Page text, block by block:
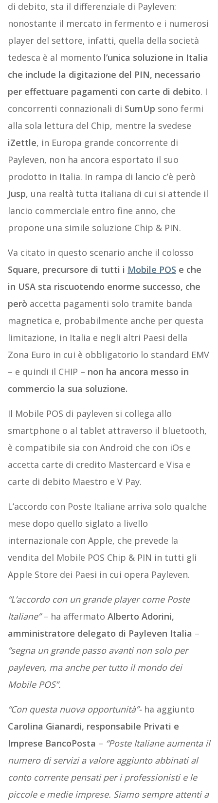
di debito, sta il differenziale di Payleven:
nonostante il mercato in fermento e i numerosi
player del settore, infatti, quella della società
tedesca è al momento l’unica soluzione in Italia
che include la digitazione del PIN, necessario
per effettuare pagamenti con carte di debito. I
concorrenti connazionali di SumUp sono fermi
alla sola lettura del Chip, mentre la svedese
iZettle, in Europa grande concorrente di
Payleven, non ha ancora esportato il suo
prodotto in Italia. In rampa di lancio c’è però
Jusp, una realtà tutta italiana di cui si attende il
lancio commerciale entro fine anno, che
propone una simile soluzione Chip & PIN.
Va citato in questo scenario anche il colosso
Square, precursore di tutti i Mobile POS e che
in USA sta riscuotendo enorme successo, che
però accetta pagamenti solo tramite banda
magnetica e, probabilmente anche per questa
limitazione, in Italia e negli altri Paesi della
Zona Euro in cui è obbligatorio lo standard EMV
– e quindi il CHIP – non ha ancora messo in
commercio la sua soluzione.
Il Mobile POS di payleven si collega allo
smartphone o al tablet attraverso il bluetooth,
è compatibile sia con Android che con iOs e
accetta carte di credito Mastercard e Visa e
carte di debito Maestro e V Pay.
L’accordo con Poste Italiane arriva solo qualche
mese dopo quello siglato a livello
internazionale con Apple, che prevede la
vendita del Mobile POS Chip & PIN in tutti gli
Apple Store dei Paesi in cui opera Payleven.
“L’accordo con un grande player come Poste
Italiane”– ha affermato Alberto Adorini,
amministratore delegato di Payleven Italia –
”segna un grande passo avanti non solo per
payleven, ma anche per tutto il mondo dei
Mobile POS”.
“Con questa nuova opportunità”- ha aggiunto
Carolina Gianardi, responsabile Privati e
Imprese BancoPosta – “Poste Italiane aumenta il
numero di servizi a valore aggiunto abbinati al
conto corrente pensati per i professionisti e le
piccole e medie imprese. Siamo sempre attenti a